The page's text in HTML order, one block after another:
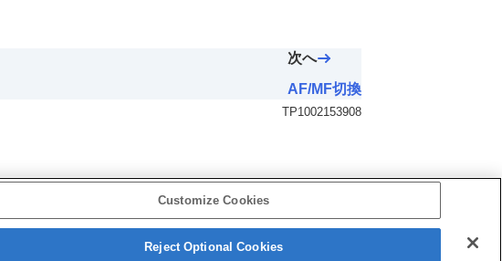
次へ
AF/MF切換
TP1002153908
Customize Cookies
Reject Optional Cookies